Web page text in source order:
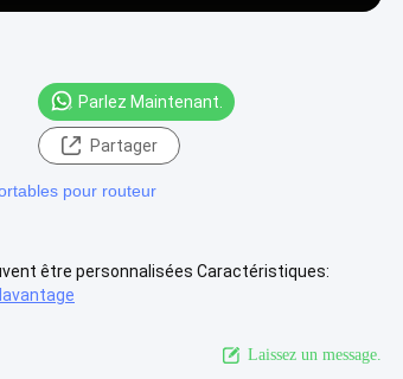
Parlez Maintenant.
Partager
pour routeur
être personnalisées Caractéristiques:
Laissez un message.